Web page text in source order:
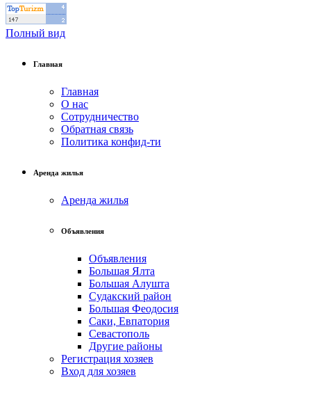
Полный вид
Главная
Главная
О нас
Сотрудничество
Обратная связь
Политика конфид-ти
Аренда жилья
Аренда жилья
Объявления
Объявления
Большая Ялта
Большая Алушта
Судакский район
Большая Феодосия
Саки, Евпатория
Севастополь
Другие районы
Регистрация хозяев
Вход для хозяев